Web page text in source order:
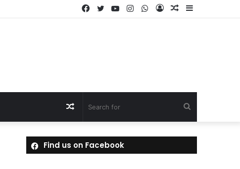
Sidebar
Random
Log
WhatsApp
Instagram
YouTube
Twitter
Facebook
for
Random
Article
Find us on Facebook